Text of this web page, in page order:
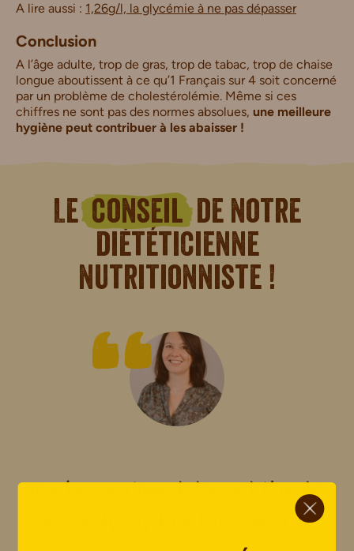
A lire aussi : 1,26g/l, la glycémie à ne pas dépasser
Conclusion
A l’âge adulte, trop de gras, trop de tabac, trop de chaise
longue aboutissent à ce qu’1 Français sur 4 soit concerné
par un problème de cholestérolémie. Même si ces
chiffres ne sont pas des normes absolues, une meilleure
hygiène peut contribuer à les abaisser !
Le conseil de notre
diététicienne
nutritionniste !
Une bonne alimentation est l’un des
éléments clés d’un bon niveau de